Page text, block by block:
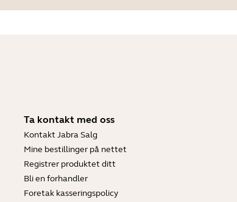
Ta kontakt med oss
Kontakt Jabra Salg
Mine bestillinger på nettet
Registrer produktet ditt
Bli en forhandler
Foretak kasseringspolicy